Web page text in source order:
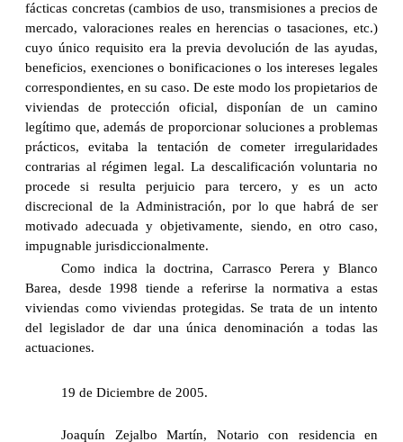
fácticas concretas (cambios de uso, transmisiones a precios de
mercado, valoraciones reales en herencias o tasaciones, etc.)
cuyo único requisito era la previa devolución de las ayudas,
beneficios, exenciones o bonificaciones o los intereses legales
correspondientes, en su caso. De este modo los propietarios de
viviendas de protección oficial, disponían de un camino
legítimo que, además de proporcionar soluciones a problemas
prácticos, evitaba la tentación de cometer irregularidades
contrarias al régimen legal. La descalificación voluntaria no
procede si resulta perjuicio para tercero, y es un acto
discrecional de la Administración, por lo que habrá de ser
motivado adecuada y objetivamente, siendo, en otro caso,
impugnable jurisdiccionalmente.
Como indica la doctrina, Carrasco Perera y Blanco
Barea, desde 1998 tiende a referirse la normativa a estas
viviendas como viviendas protegidas. Se trata de un intento
del legislador de dar una única denominación a todas las
actuaciones.
19 de Diciembre de 2005.
Joaquín Zejalbo Martín, Notario con residencia en